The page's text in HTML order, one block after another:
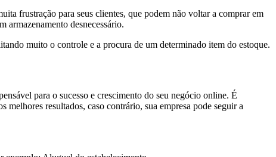
frustração para seus clientes, que podem não voltar a comprar em
armazenamento desnecessário.
muito o controle e a procura de um determinado item do estoque.
para o sucesso e crescimento do seu negócio online. É
melhores resultados, caso contrário, sua empresa pode seguir a